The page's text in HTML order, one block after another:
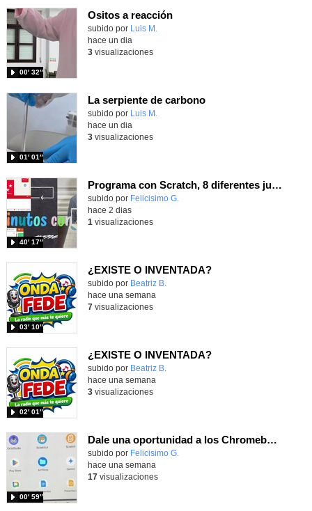
Ositos a reacción
Contenido educativo.
subido por Luis M.
00′ 32″
hace un dia
3visualizaciones
La serpiente de carbono
Contenido educativo.
subido por Luis M.
01′ 01″
hace un dia
3visualizaciones
Programa con Scratch, 8 diferentes juegos para vivir la emoción de los partidos de España en el mundial 2026
Contenido educativo.
subido por Felicisimo G.
40′ 17″
hace 2 dias
1 visualizaciones
¿EXISTE O INVENTADA?
Contenido educativo.
subido por Beatriz B.
03′ 10″
hace una semana
7visualizaciones
¿EXISTE O INVENTADA?
Contenido educativo.
subido por Beatriz B.
02′ 01″
hace una semana
3visualizaciones
Dale una oportunidad a los Chromebooks y utiliza un proyector para realizar talleres si no tienes pantallas táctiles
Contenido educativo.
subido por Felicisimo G.
00′ 59″
hace una semana
17visualizaciones